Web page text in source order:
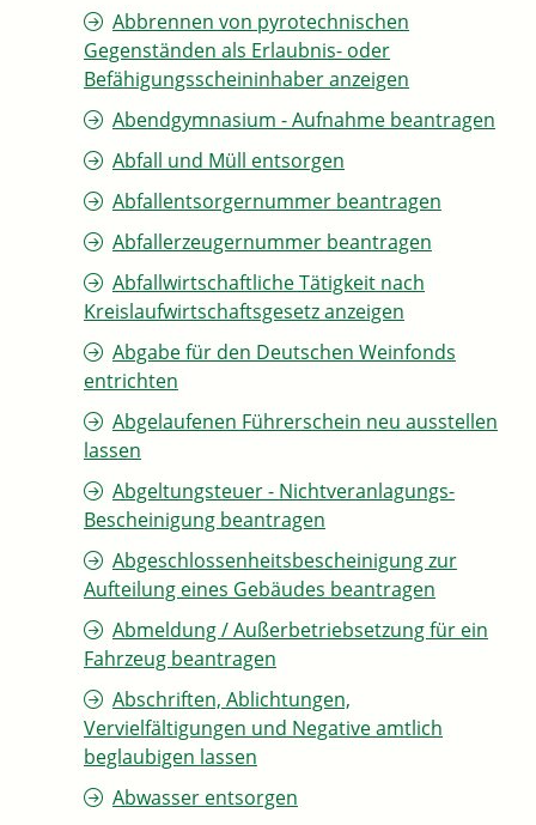
Abbrennen von pyrotechnischen
Gegenständen als Erlaubnis- oder
Befähigungsscheininhaber anzeigen
Abendgymnasium - Aufnahme beantragen
Abfall und Müll entsorgen
Abfallentsorgernummer beantragen
Abfallerzeugernummer beantragen
Abfallwirtschaftliche Tätigkeit nach
Kreislaufwirtschaftsgesetz anzeigen
Abgabe für den Deutschen Weinfonds
entrichten
Abgelaufenen Führerschein neu ausstellen
lassen
Abgeltungsteuer - Nichtveranlagungs-
Bescheinigung beantragen
Abgeschlossenheitsbescheinigung zur
Aufteilung eines Gebäudes beantragen
Abmeldung / Außerbetriebsetzung für ein
Fahrzeug beantragen
Abschriften, Ablichtungen,
Vervielfältigungen und Negative amtlich
beglaubigen lassen
Abwasser entsorgen